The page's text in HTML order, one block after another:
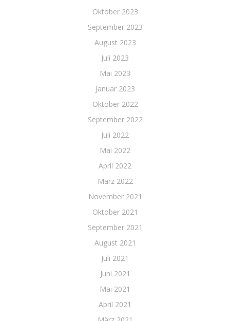
Oktober 2023
September 2023
August 2023
Juli 2023
Mai 2023
Januar 2023
Oktober 2022
September 2022
Juli 2022
Mai 2022
April 2022
März 2022
November 2021
Oktober 2021
September 2021
August 2021
Juli 2021
Juni 2021
Mai 2021
April 2021